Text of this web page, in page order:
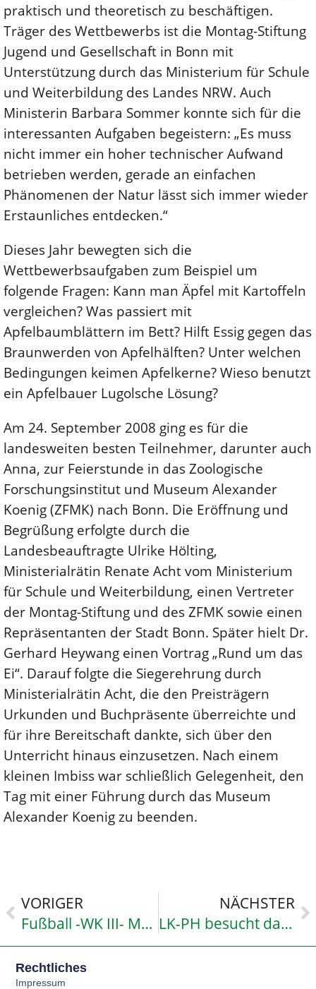
praktisch und theoretisch zu beschäftigen.
Träger des Wettbewerbs ist die Montag-Stiftung
Jugend und Gesellschaft in Bonn mit
Unterstützung durch das Ministerium für Schule
und Weiterbildung des Landes NRW. Auch
Ministerin Barbara Sommer konnte sich für die
interessanten Aufgaben begeistern: „Es muss
nicht immer ein hoher technischer Aufwand
betrieben werden, gerade an einfachen
Phänomenen der Natur lässt sich immer wieder
Erstaunliches entdecken.“
Dieses Jahr bewegten sich die
Wettbewerbsaufgaben zum Beispiel um
folgende Fragen: Kann man Äpfel mit Kartoffeln
vergleichen? Was passiert mit
Apfelbaumblättern im Bett? Hilft Essig gegen das
Braunwerden von Apfelhälften? Unter welchen
Bedingungen keimen Apfelkerne? Wieso benutzt
ein Apfelbauer Lugolsche Lösung?
Am 24. September 2008 ging es für die
landesweiten besten Teilnehmer, darunter auch
Anna, zur Feierstunde in das Zoologische
Forschungsinstitut und Museum Alexander
Koenig (ZFMK) nach Bonn. Die Eröffnung und
Begrüßung erfolgte durch die
Landesbeauftragte Ulrike Hölting,
Ministerialrätin Renate Acht vom Ministerium
für Schule und Weiterbildung, einen Vertreter
der Montag-Stiftung und des ZFMK sowie einen
Repräsentanten der Stadt Bonn. Später hielt Dr.
Gerhard Heywang einen Vortrag „Rund um das
Ei“. Darauf folgte die Siegerehrung durch
Ministerialrätin Acht, die den Preisträgern
Urkunden und Buchpräsente überreichte und
für ihre Bereitschaft dankte, sich über den
Unterricht hinaus einzusetzen. Nach einem
kleinen Imbiss war schließlich Gelegenheit, den
Tag mit einer Führung durch das Museum
Alexander Koenig zu beenden.
VORIGER
Fußball -WK III- Mädchen wurden Kreismeister 2008/2009
NÄCHSTER
LK-PH besucht das Institut für Quantenoptik (Prof. Dr. Arndt/Prof. Dr. Zeilinger) der Universität Wien
Rechtliches
Impressum